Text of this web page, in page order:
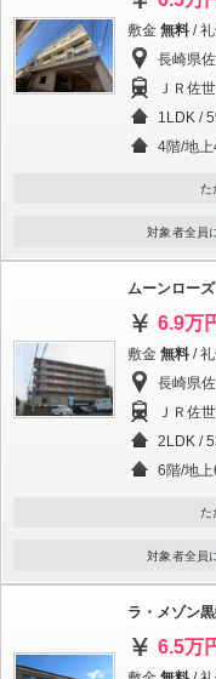
敷金 無料 /
長崎県
ＪＲ佐
1LDK /
4階/地
た
対象者全員
ムーンローズ
6.9万
敷金 無料 /
長崎県
ＪＲ佐
2LDK /
6階/地
た
対象者全員
ラ・メゾン
6.5万